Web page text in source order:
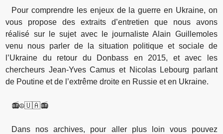
Pour comprendre les enjeux de la guerre en Ukraine, on
vous propose des extraits d’entretien que nous avons
réalisé sur le sujet avec le journaliste Alain Guillemoles
venu nous parler de la situation politique et sociale de
l’Ukraine du retour du Donbass en 2015, et avec les
chercheurs Jean-Yves Camus et Nicolas Lebourg parlant
de Poutine et de l’extrême droite en Russie et en Ukraine.
📻☮️🇺🇦📻
Dans nos archives, pour aller plus loin vous pouvez